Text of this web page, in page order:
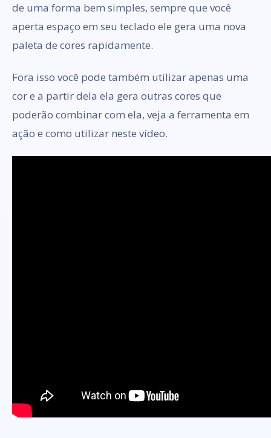
de uma forma bem simples, sempre que você
aperta espaço em seu teclado ele gera uma nova
paleta de cores rapidamente.
Fora isso você pode também utilizar apenas uma
cor e a partir dela ela gera outras cores que
poderão combinar com ela, veja a ferramenta em
ação e como utilizar neste vídeo.